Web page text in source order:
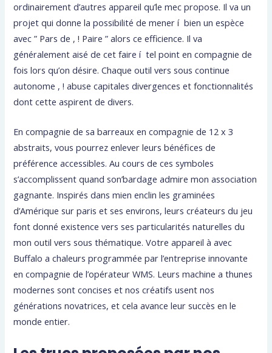
ordinairement d’autres appareil qu’le mec propose. Il va un
projet qui donne la possibilité de mener í bien un espèce
avec ” Pars de , ! Paire ” alors ce efficience. Il va
généralement aisé de cet faire í tel point en compagnie de
fois lors qu’on désire. Chaque outil vers sous continue
autonome , ! abuse capitales divergences et fonctionnalités
dont cette aspirent de divers.
En compagnie de sa barreaux en compagnie de 12 x 3
abstraits, vous pourrez enlever leurs bénéfices de
préférence accessibles. Au cours de ces symboles
s’accomplissent quand son’bardage admire mon association
gagnante. Inspirés dans mien enclin les graminées
d’Amérique sur paris et ses environs, leurs créateurs du jeu
font donné existence vers ses particularités naturelles du
mon outil vers sous thématique. Votre appareil à avec
Buffalo a chaleurs programmée par l’entreprise innovante
en compagnie de l’opérateur WMS. Leurs machine a thunes
modernes sont concises et nos créatifs usent nos
générations novatrices, et cela avance leur succès en le
monde entier.